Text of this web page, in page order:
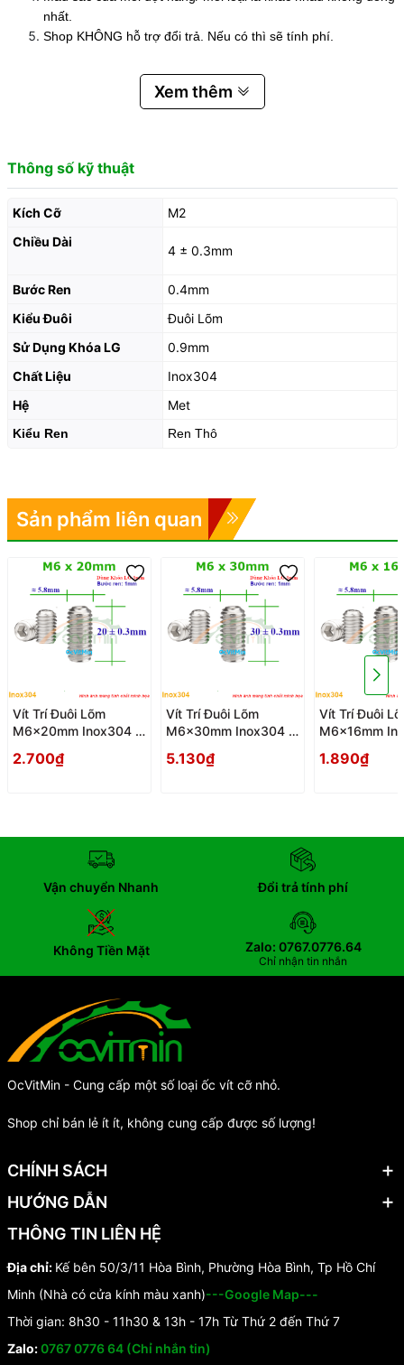
nhất.
Shop KHÔNG hỗ trợ đổi trả. Nếu có thì sẽ tính phí.
Xem thêm
Thông số kỹ thuật
Kích Cỡ
M2
Chiều Dài
4 ± 0.3mm
Bước Ren
0.4mm
Kiểu Đuôi
Đuôi Lõm
Sử Dụng Khóa LG
0.9mm
Chất Liệu
Inox304
Hệ
Met
Kiểu Ren Ren Thô
Sản phẩm liên quan
Vít Trí Đuôi Lõm
M6x20mm Inox304 -
2.700₫
Vít Trí Đuôi Lõm
M6x30mm Inox304 -
5.130₫
Vít Trí Đuôi
M6x16mm
1.890₫
Vận chuyển Nhanh Đổi trả tính phí
Không Tiền Mặt Zalo: 0767.0776.64
Chỉ nhận tin nhắn
OcVitMin - Cung cấp một số loại ốc vít cỡ nhỏ.
Shop chỉ bán lẻ ít ít, không cung cấp được số lượng!
CHÍNH SÁCH
HƯỚNG DẪN
THÔNG TIN LIÊN HỆ
Địa chỉ: Kế bên 50/3/11 Hòa Bình, Phường Hòa Bình, Tp Hồ Chí
Minh (Nhà có cửa kính màu xanh)---Google Map---
Thời gian: 8h30 - 11h30 & 13h - 17h Từ Thứ 2 đến Thứ 7
Zalo:0767 0776 64 (Chỉ nhắn tin)